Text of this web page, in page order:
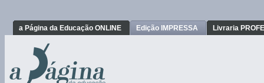
a Página da Educação ONLINE Edição IMPRESSA Livraria